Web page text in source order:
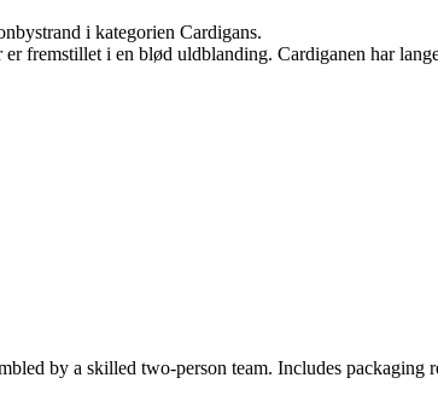
i kategorien Cardigans.
fremstillet i en blød uldblanding. Cardiganen har
by a skilled two-person team. Includes